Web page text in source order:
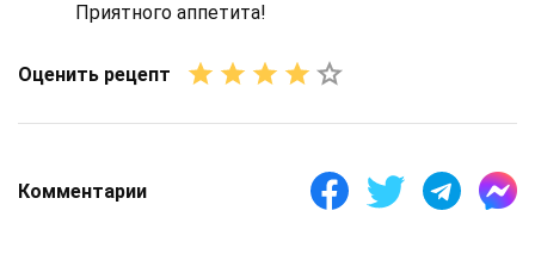
Приятного аппетита!
Оценить рецепт
Комментарии